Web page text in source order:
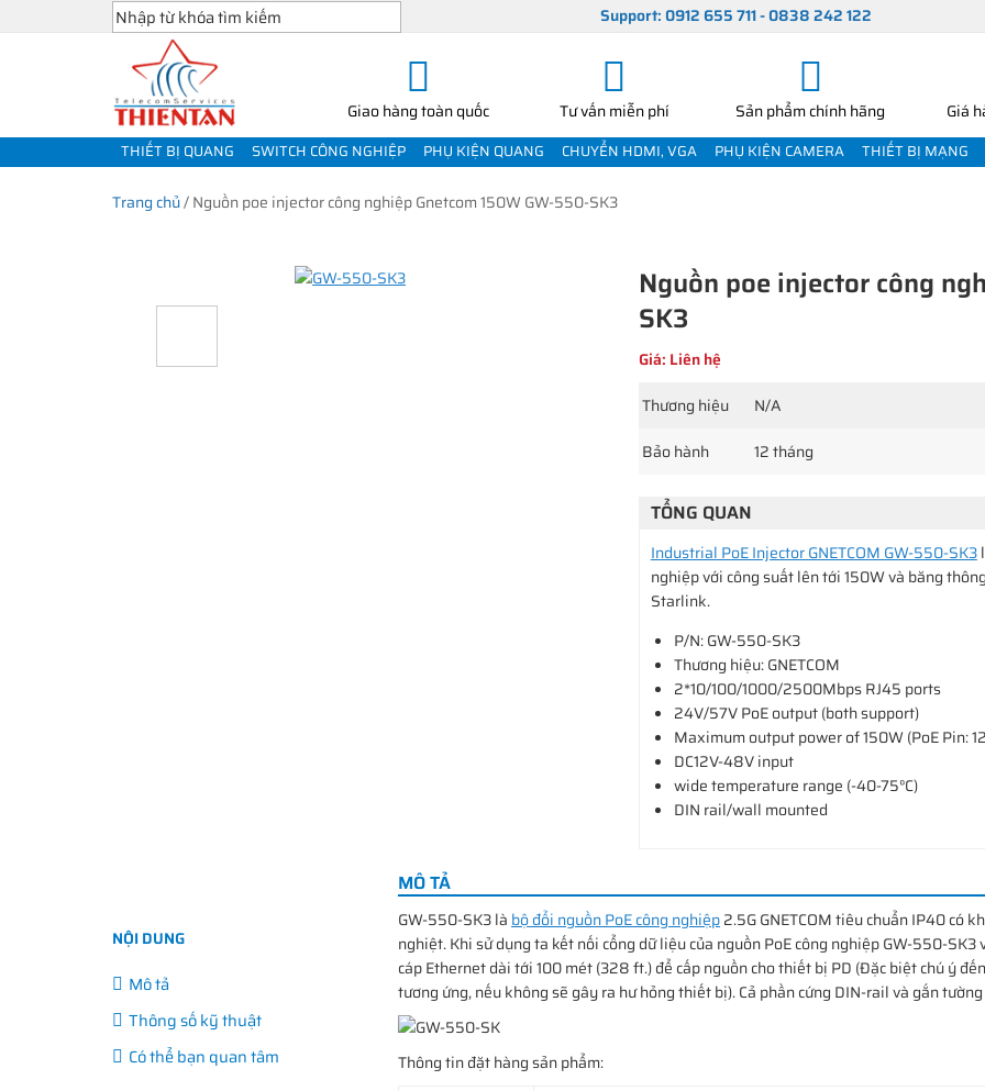
Support: 0912 655 711 - 0838 242 122
Giao hàng toàn quốc Tư vấn miễn phí Sản phẩm chính hãng Giá
THIẾT BỊ QUANG SWITCH CÔNG NGHIỆP PHỤ KIỆN QUANG CHUYỂN HDMI, VGA PHỤ KIỆN CAMERA THIẾT BỊ MẠNG
Trang chủ/Nguồn poe injector công nghiệp Gnetcom 150W GW-550-SK3
Nguồn poe injector công
SK3
Giá: Liên hệ
Thương hiệu
N/A
Bảo hành
12 tháng
TỔNG QUAN
Industrial PoE Injector GNETCOM GW-550-SK3
nghiệp với công suất lên tới 150W và băng
Starlink.
P/N: GW-550-SK3
Thương hiệu: GNETCOM
2*10/100/1000/2500Mbps RJ45 ports
24V/57V PoE output (both support)
Maximum output power of 150W (PoE Pin:
DC12V-48V input
wide temperature range (-40-75°C)
DIN rail/wall mounted
NỘI DUNG
Mô tả
Thông số kỹ thuật
Có thể bạn quan tâm
MÔ TẢ
GW-550-SK3 là bộ đổi nguồn PoE công nghiệp2.5G GNETCOM tiêu chuẩn IP40 có
nghiệt. Khi sử dụng ta kết nối cổng dữ liệu của nguồn PoE công nghiệp GW-550-
cáp Ethernet dài tới 100 mét (328 ft.) để cấp nguồn cho thiết bị PD (Đặc biệt chú ý
tương ứng, nếu không sẽ gây ra hư hỏng thiết bị). Cả phần cứng DIN-rail và gắn
Thông tin đặt hàng sản phẩm: